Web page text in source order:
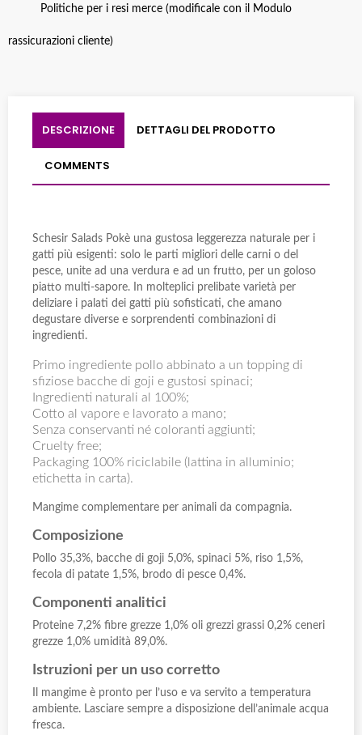
Politiche per i resi merce (modificale con il Modulo
rassicurazioni cliente)
DESCRIZIONE DETTAGLI DEL PRODOTTO
COMMENTS
Schesir Salads Pokè una gustosa leggerezza naturale per i
gatti più esigenti: solo le parti migliori delle carni o del
pesce, unite ad una verdura e ad un frutto, per un goloso
piatto multi-sapore. In molteplici prelibate varietà per
deliziare i palati dei gatti più sofisticati, che amano
degustare diverse e sorprendenti combinazioni di
ingredienti.
Primo ingrediente pollo abbinato a un topping di
sfiziose bacche di goji e gustosi spinaci;
Ingredienti naturali al 100%;
Cotto al vapore e lavorato a mano;
Senza conservanti né coloranti aggiunti;
Cruelty free;
Packaging 100% riciclabile (lattina in alluminio;
etichetta in carta).
Mangime complementare per animali da compagnia.
Composizione
Pollo 35,3%, bacche di goji 5,0%, spinaci 5%, riso 1,5%,
fecola di patate 1,5%, brodo di pesce 0,4%.
Componenti analitici
Proteine 7,2% fibre grezze 1,0% oli grezzi grassi 0,2% ceneri
grezze 1,0% umidità 89,0%.
Istruzioni per un uso corretto
Il mangime è pronto per l’uso e va servito a temperatura
ambiente. Lasciare sempre a disposizione dell’animale acqua
fresca.